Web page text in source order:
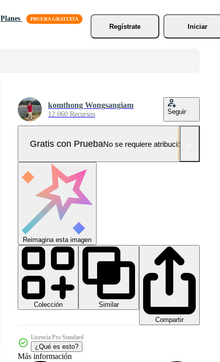
Planes
Regístrate
Iniciar
komthong Wongsangiam
12.060 Recursos Seguir
Gratis con PruebaNo se requiere atribución!
Reimagina esta imagen
Colección
Similar
Compartir
Licencia Pro Standard
¿Qué es esto?
Más información